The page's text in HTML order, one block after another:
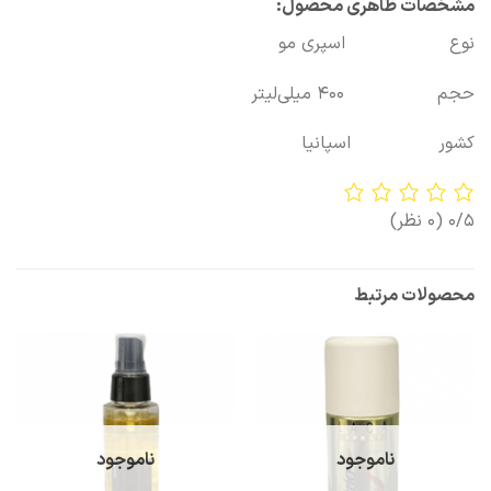
مشخصات ظاهری محصول:
نوع اسپری مو
حجم 400 میلی‌لیتر
کشور اسپانیا
0/5 (0 نظر)
محصولات مرتبط
ناموجود ناموجود